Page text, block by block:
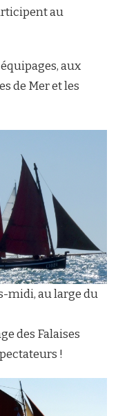
au
aux
de Mer et les
midi, au large du
des Falaises
!